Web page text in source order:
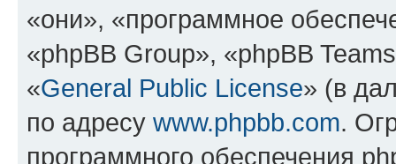
«они», «программное
«phpBB Group», «phpBB
«General Public License» (в
по адресу www.phpbb.com.
программного обеспечения